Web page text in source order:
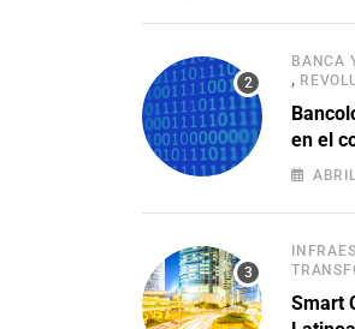
BANCA
,
en el
Smart